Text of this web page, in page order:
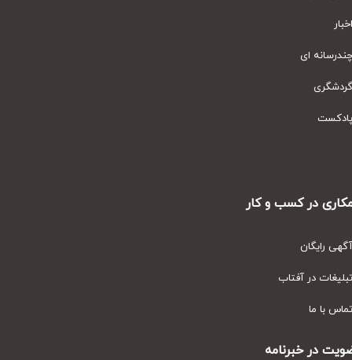
ای
در کسب و کار
رایگان
در آفتاب
با ما
در خبرنامه